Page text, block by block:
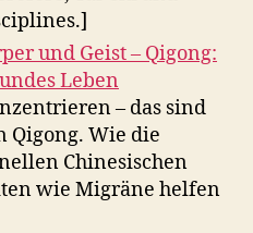
und Geist – Qigong:
Leben
– das sind
Qigong. Wie die
Chinesischen
wie Migräne helfen